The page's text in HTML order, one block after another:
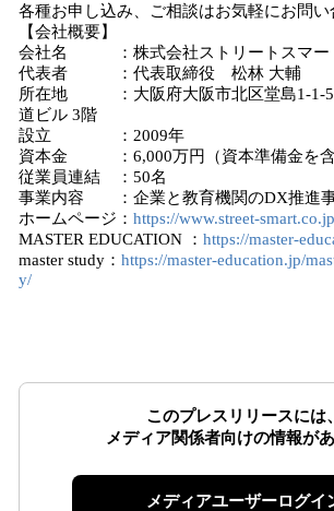
各種お申し込み、ご相談はお気軽にお問い
【会社概要】
会社名 ：株式会社ストリートスマー
代表者 ：代表取締役 松林 大輔
所在地 ：大阪府大阪市北区堂島1-1-5
道ビル 3階
設立 ：2009年
資本金 ：6,000万円（資本準備金を含
従業員連結 ：50名
事業内容 ：企業と教育機関のDX推進
ホームページ： https://www.street-
MASTER EDUCATION ： https://master-
master study： https://master-education.jp/
y/
このプレスリリースには、
メディア関係者向けの情報が
メディアユーザーログイ